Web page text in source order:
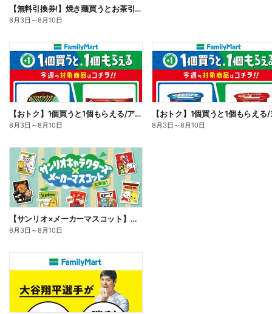
【無料引換券!】焼き麺買うとお茶引換券貰える!
8月3日 ～8月10日
【おトク】1個買うと1個もらえる/アイス
8月3日 ～8月10日 8月3日 ～8月10日
【サンリオ×メーカーマスコット】オリジナルグッズ貰える!
8月3日 ～8月10日